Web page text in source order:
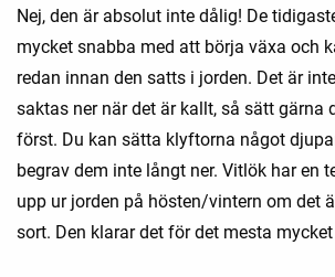
Nej, den är absolut inte dålig! De
mycket snabba med att börja växa och
redan innan den satts i jorden. Det är
saktas ner när det är kallt, så sätt gärna
först. Du kan sätta klyftorna något
begrav dem inte långt ner. Vitlök har en
upp ur jorden på hösten/vintern om det
sort. Den klarar det för det mesta